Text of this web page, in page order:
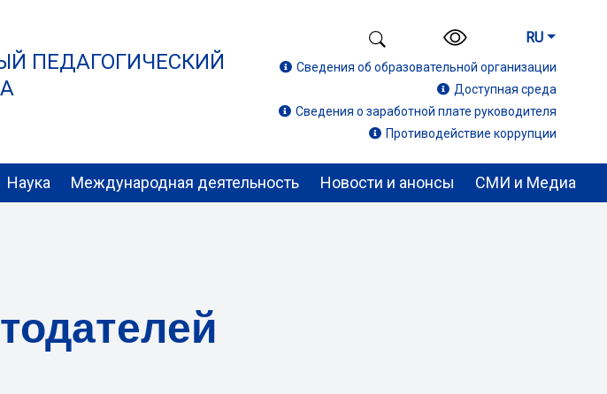
ПЕДАГОГИЧЕСКИЙ
RU
Сведения об образовательной организации
Доступная среда
Сведения о заработной плате руководителя
Противодействие коррупции
Наука Международная деятельность Новости и анонсы СМИ и Медиа